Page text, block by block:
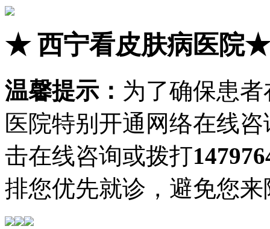
★西宁看皮肤病医院★
温馨提示： 为了确保患
医院特别开通网络在线
击在线咨询或拨打
排您优先就诊，避免您